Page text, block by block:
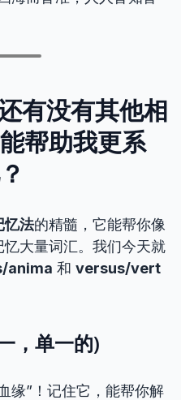
有没有其他相
帮助我更系
忆法的精髓，它能帮你像
大量词汇。我们今天就
anima 和 versus/vert
，单一的)
缘”！记住它，能帮你解